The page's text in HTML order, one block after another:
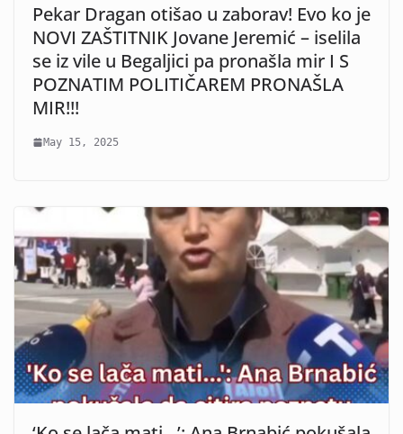
Pekar Dragan otišao u zaborav! Evo ko je
NOVI ZAŠTITNIK Jovane Jeremić – iselila
se iz vile u Begaljici pa pronašla mir I S
POZNATIM POLITIČAREM PRONAŠLA
MIR!!!
May 15, 2025